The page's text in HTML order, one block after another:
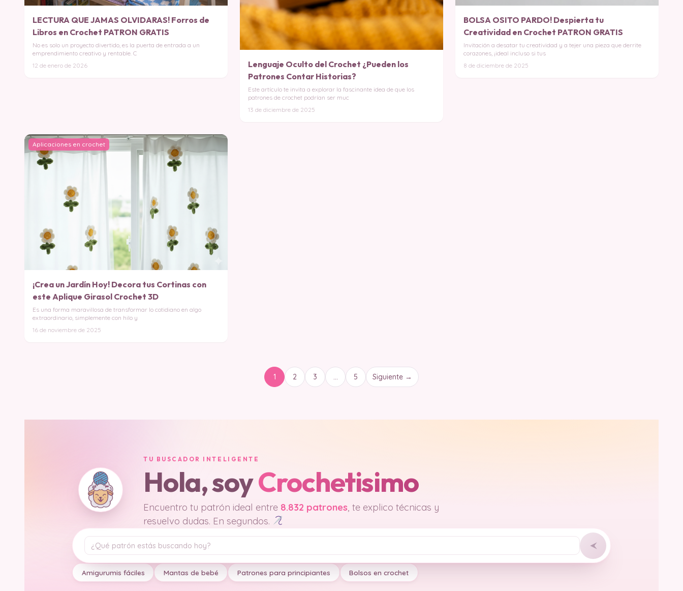
LECTURA QUE JAMAS OLVIDARAS! Forros de
Libros en Crochet PATRON GRATIS
No es solo un proyecto divertido, es la puerta de entrada a un
emprendimiento creativo y rentable. C
12 de enero de 2026
Lenguaje Oculto del Crochet ¿Pueden los
Patrones Contar Historias?
Este artículo te invita a explorar la fascinante idea de que los
patrones de crochet podrían ser muc
13 de diciembre de 2025
BOLSA OSITO PARDO! Despierta tu
Creatividad en Crochet PATRON GRATIS
Invitación a desatar tu creatividad y a tejer una pieza que derrite
corazones, ¡ideal incluso si tus
8 de diciembre de 2025
Aplicaciones en crochet
¡Crea un Jardín Hoy! Decora tus Cortinas con
este Aplique Girasol Crochet 3D
Es una forma maravillosa de transformar lo cotidiano en algo
extraordinario, simplemente con hilo y
16 de noviembre de 2025
1 2 3 5 Siguiente →
TU BUSCADOR INTELIGENTE
Hola, soyCrochetisimo
Encuentro tu patrón ideal entre 8.832 patrones, te explico técnicas y
resuelvo dudas. En segundos.
Tu pregunta
Amigurumis fáciles Mantas de bebé Patrones para principiantes Bolsos en crochet